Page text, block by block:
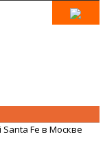
Fe в Москве